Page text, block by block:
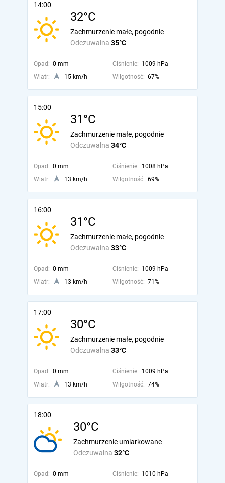
14:00
32°C
Odczuwalna 35°C
Zachmurzenie małe, pogodnie
Opad: 0 mm Ciśnienie: 1009 hPa
Wiatr:
15 km/h Wilgotność: 67%
15:00
31°C
Odczuwalna 34°C
Zachmurzenie małe, pogodnie
Opad: 0 mm Ciśnienie: 1008 hPa
Wiatr:
13 km/h Wilgotność: 69%
16:00
31°C
Odczuwalna 33°C
Zachmurzenie małe, pogodnie
Opad: 0 mm Ciśnienie: 1009 hPa
Wiatr:
13 km/h Wilgotność: 71%
17:00
30°C
Odczuwalna 33°C
Zachmurzenie małe, pogodnie
Opad: 0 mm Ciśnienie: 1009 hPa
Wiatr:
13 km/h Wilgotność: 74%
18:00
30°C
Odczuwalna 32°C
Zachmurzenie umiarkowane
Opad: 0 mm Ciśnienie: 1010 hPa